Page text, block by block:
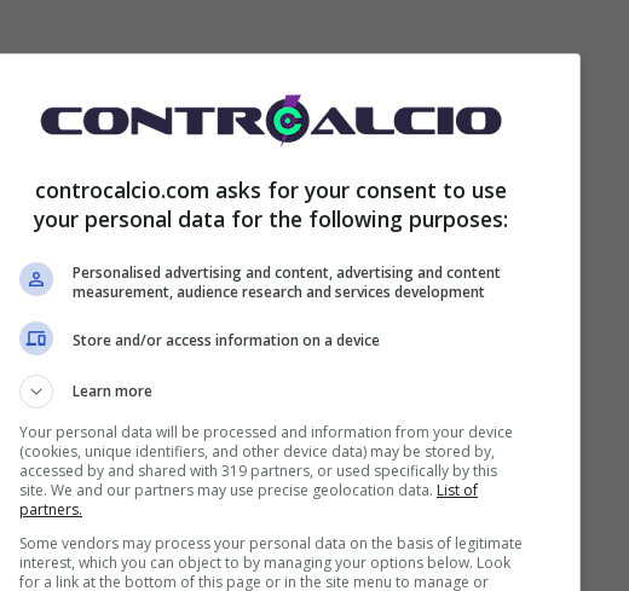
è ancora titolare nello scacchiere di mister
riserva di lusso. Il suo obiettivo, chiaramente, è
diventando un elemento imprescindibile per il
però non è affatto da escludere che
dal comune e spesso incide in zona gol.
sin dai tempi in cui si registrava il timore
La sorella minore del talento nerazzurro gli
a dargli la spinta per emergere.
per ciò che Frattesi ha messo in mostra
controcalcio.com asks for your consent to use
your personal data for the following purposes:
Personalised advertising and content, advertising and content
measurement, audience research and services development
Store and/or access information on a device
Learn more
Your personal data will be processed and information from your device
(cookies, unique identifiers, and other device data) may be stored by,
accessed by and shared with 319 partners, or used specifically by this
site. We and our partners may use precise geolocation data. List of
partners.
Some vendors may process your personal data on the basis of legitimate
interest, which you can object to by managing your options below. Look
for a link at the bottom of this page or in the site menu to manage or